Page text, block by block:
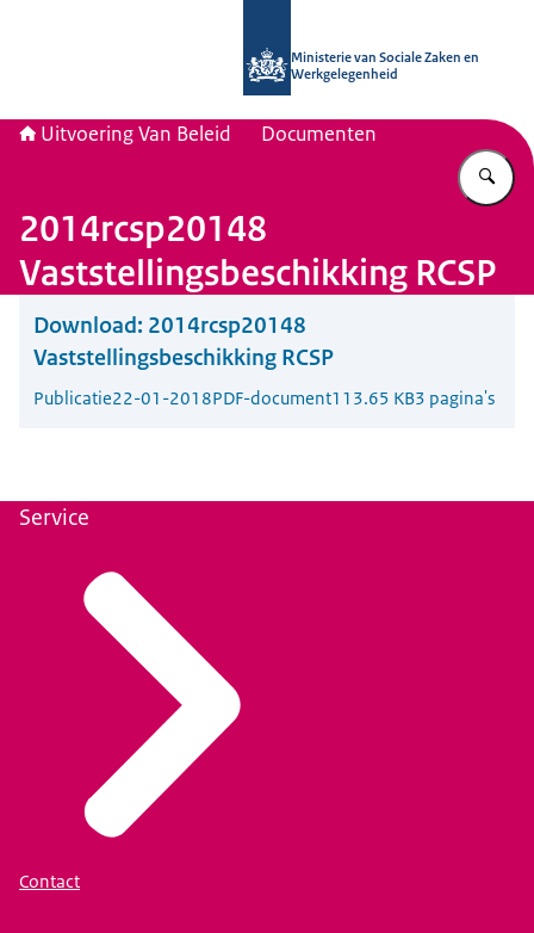
Ministerie van Sociale Zaken en
Werkgelegenheid
Uitvoering Van Beleid Documenten
2014rcsp20148
Vaststellingsbeschikking RCSP
Download: 2014rcsp20148
Vaststellingsbeschikking RCSP
Publicatie22-01-2018PDF-document113.65 KB3 pagina's
Service
Contact